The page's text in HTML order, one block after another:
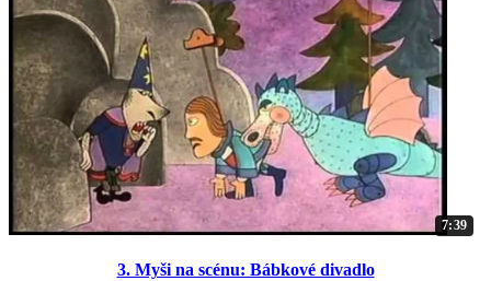
7:39
3. Myši na scénu: Bábkové divadlo